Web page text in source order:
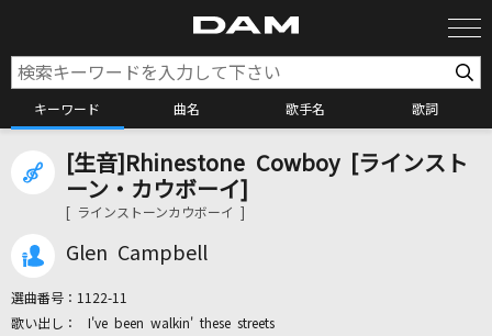
キーワード 曲名 歌手名 歌詞
カラオケ検索
カラオケ店舗検索
カラオケリクエスト
[生音]Rhinestone Cowboy [ラインスト
ーン・カウボーイ]
[ ラインストーンカウボーイ ]
Glen Campbell
選曲番号： 1122-11
I've been walkin' these streets